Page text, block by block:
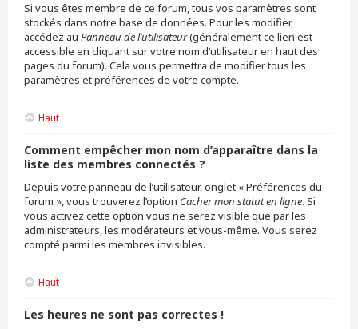
Si vous êtes membre de ce forum, tous vos paramètres sont
stockés dans notre base de données. Pour les modifier,
accédez au Panneau de l’utilisateur(généralement ce lien est
accessible en cliquant sur votre nom d’utilisateur en haut des
pages du forum). Cela vous permettra de modifier tous les
paramètres et préférences de votre compte.
Haut
Comment empêcher mon nom d’apparaître dans la
liste des membres connectés ?
Depuis votre panneau de l’utilisateur, onglet « Préférences du
forum », vous trouverez l’option Cacher mon statut en ligne. Si
vous activez cette option vous ne serez visible que par les
administrateurs, les modérateurs et vous-même. Vous serez
compté parmi les membres invisibles.
Haut
Les heures ne sont pas correctes !